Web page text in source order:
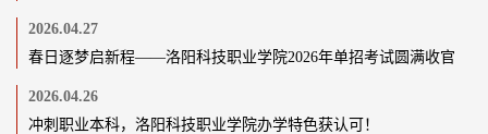
2026.04.27
春日逐梦启新程——洛阳科技职业学院2026年单招考试圆满收官
2026.04.26
冲刺职业本科，洛阳科技职业学院办学特色获认可！